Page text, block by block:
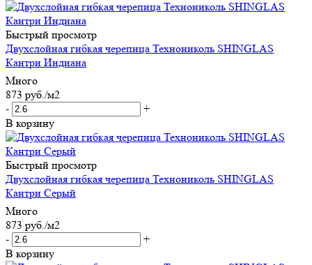
Быстрый просмотр
Двухслойная гибкая черепица Технониколь SHINGLAS
Кантри Индиана
Много
873 руб./м2
-
+
В корзину
Быстрый просмотр
Двухслойная гибкая черепица Технониколь SHINGLAS
Кантри Серый
Много
873 руб./м2
-
+
В корзину